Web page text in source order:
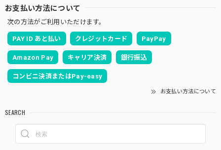
お支払い方法について
次の方法がご利用いただけます。
PAY ID あと払い クレジットカード PayPay
Amazon Pay キャリア決済 銀行振込
コンビニ決済またはPay-easy
お支払い方法について
SEARCH